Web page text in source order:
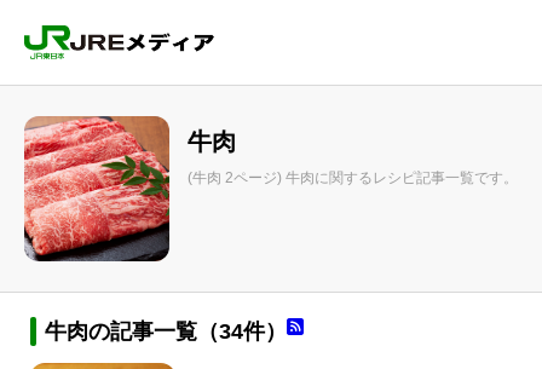
牛肉
(牛肉 2ページ) 牛肉に関するレシピ記事一覧です。
牛肉の記事一覧（34件）